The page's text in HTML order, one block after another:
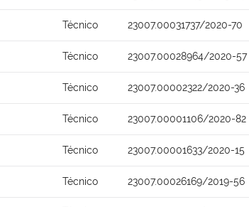
Técnico 23007.00031737/2020-70
Técnico 23007.00028964/2020-57
Técnico 23007.00002322/2020-36
Técnico 23007.00001106/2020-82
Técnico 23007.00001633/2020-15
Técnico 23007.00026169/2019-56